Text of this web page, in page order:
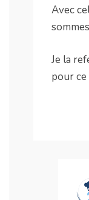
Avec
Je la
pour ce